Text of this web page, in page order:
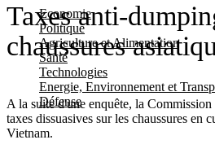
Economie
Politique
Agriculture et Alimentation
Santé
Technologies
Energie, Environnement et
Défense
Taxes anti-
chaussures
A la suite d'une enquête, la
taxes dissuasives sur les chaussures en
Vietnam.